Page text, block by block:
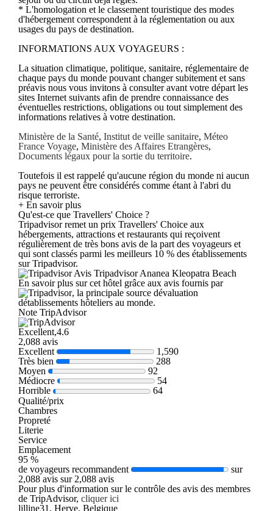
* L'homologation et le classement touristique des modes
d'hébergement correspondent à la réglementation ou aux
usages du pays de destination.
INFORMATIONS AUX VOYAGEURS :
La situation climatique, politique, sanitaire, réglementaire de
chaque pays du monde pouvant changer subitement et sans
préavis nous vous invitons à consulter avant votre départ les
sites Internet suivants afin de prendre connaissance des
éventuelles restrictions, obligations ou tout simplement des
informations relatives à votre destination.
Ministère de la Santé, Institut de veille sanitaire, Méteo
France Voyage, Ministère des Affaires Etrangères,
Documents légaux pour la sortie du territoire.
Toutefois il est rappelé qu'aucune région du monde ni aucun
pays ne peuvent être considérés comme étant à l'abri du
risque terroriste.
+ En savoir plus
Qu'est-ce que Travellers' Choice ?
Tripadvisor remet un prix Travellers' Choice aux
hébergements, attractions et restaurants qui reçoivent
régulièrement de très bons avis de la part des voyageurs et
qui sont classés parmi les meilleurs 10 % des établissements
sur Tripadvisor.
Avis Tripadvisor Ananea Kleopatra Beach
En savoir plus sur cet hôtel grâce aux avis fournis par
, la principale source dévaluation
détablissements hôteliers au monde.
Note TripAdvisor
Excellent,4.6
2,088 avis
Excellent
1,590
Très bien
288
Moyen
92
Médiocre
54
Horrible
64
Qualité/prix
Chambres
Propreté
Literie
Service
Emplacement
95 %
de voyageurs recommandent
sur
2,088 avis sur 2,088 avis
Pour plus d'information sur le contrôle des avis des membres
de TripAdvisor, cliquer ici
lilline31, Herve, Belgique